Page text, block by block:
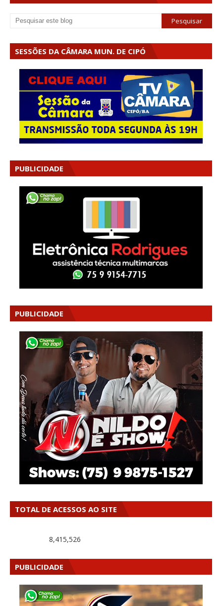
SESSÕES DA CÂMARA MUN. DE CIPÓ
PUBLICIDADE
PUBLICIDADE
TOTAL DE ACESSOS AO SITE
8,415,526
PUBLICIDADE